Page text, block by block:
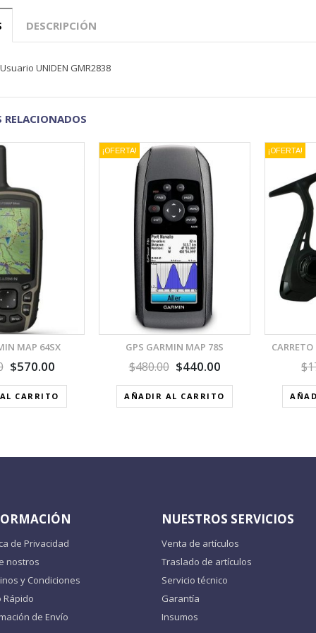
DESCRIPCIÓN
UNIDEN GMR2838
RELACIONADOS
MAP 64SX
$570.00
CARRITO
¡OFERTA!
RÁPIDA
A LA LISTA DE
DESEOS
GPS GARMIN MAP 78S
$480.00 $440.00
AÑADIR AL CARRITO
¡OFERTA!
VISTA RÁPIDA
AÑADIR A LA LISTA DE
DESEOS
$
de Privacidad
nostros
y Condiciones
Rápido
de Envío
NUESTROS SERVICIOS
Venta de artículos
Traslado de artículos
Servicio técnico
Garantía
Insumos